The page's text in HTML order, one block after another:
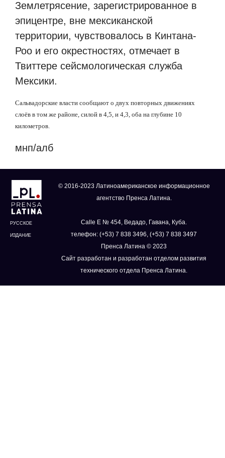
Землетрясение, зарегистрированное в
эпицентре, вне мексиканской
территории, чувствовалось в Кинтана-
Роо и его окрестностях, отмечает в
Твиттере сейсмологическая служба
Мексики.
Сальвадорские власти сообщают о двух повторных движениях
слоёв в том же районе, силой в 4,5, и 4,3, оба на глубине 10
километров.
мнп/алб
РУССКОЕ
ИЗДАНИЕ
© 2016-2023 Латиноамериканское информационное
агентство Пренса Латина.
Calle E № 454, Ведадо, Гавана, Куба.
телефон: (+53) 7 838 3496, (+53) 7 838 3497
Пренса Латина © 2023
Сайт разработан и разработан отделом развития
технического отдела Пренса Латина.